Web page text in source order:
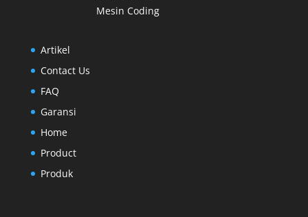
Mesin Coding
Artikel
Contact Us
FAQ
Garansi
Home
Product
Produk